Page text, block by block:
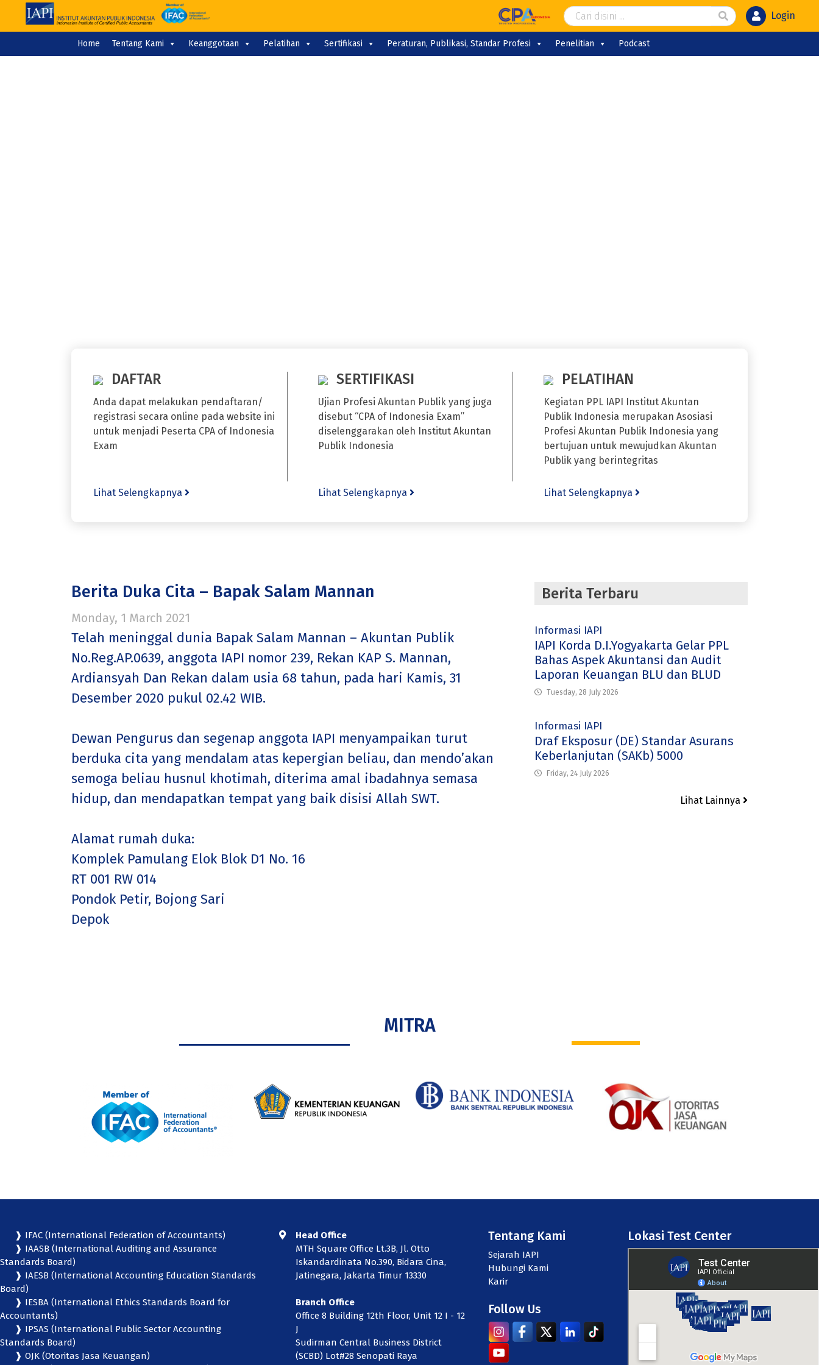
Login
Home Tentang Kami Keanggotaan Pelatihan Sertifikasi Peraturan, Publikasi, Standar Profesi Penelitian Podcast
DAFTAR
Anda dapat melakukan pendaftaran/
registrasi secara online pada website ini
untuk menjadi Peserta CPA of Indonesia
Exam
Lihat Selengkapnya
SERTIFIKASI
Ujian Profesi Akuntan Publik yang juga
disebut “CPA of Indonesia Exam”
diselenggarakan oleh Institut Akuntan
Publik Indonesia
Lihat Selengkapnya
PELATIHAN
Kegiatan PPL IAPI Institut Akuntan
Publik Indonesia merupakan Asosiasi
Profesi Akuntan Publik Indonesia yang
bertujuan untuk mewujudkan Akuntan
Publik yang berintegritas
Lihat Selengkapnya
Berita Duka Cita – Bapak Salam Mannan
Monday, 1 March 2021
Telah meninggal dunia Bapak Salam Mannan – Akuntan Publik
No.Reg.AP.0639, anggota IAPI nomor 239, Rekan KAP S. Mannan,
Ardiansyah Dan Rekan dalam usia 68 tahun, pada hari Kamis, 31
Desember 2020 pukul 02.42 WIB.
Dewan Pengurus dan segenap anggota IAPI menyampaikan turut
berduka cita yang mendalam atas kepergian beliau, dan mendo’akan
semoga beliau husnul khotimah, diterima amal ibadahnya semasa
hidup, dan mendapatkan tempat yang baik disisi Allah SWT.
Alamat rumah duka:
Komplek Pamulang Elok Blok D1 No. 16
RT 001 RW 014
Pondok Petir, Bojong Sari
Depok
Berita Terbaru
Informasi IAPI
IAPI Korda D.I.Yogyakarta Gelar PPL
Bahas Aspek Akuntansi dan Audit
Laporan Keuangan BLU dan BLUD
Tuesday, 28 July 2026
Informasi IAPI
Draf Eksposur (DE) Standar Asurans
Keberlanjutan (SAKb) 5000
Friday, 24 July 2026
Lihat Lainnya
MITRA
❱ IFAC (International Federation of Accountants)
❱ IAASB (International Auditing and Assurance
Standards Board)
❱ IAESB (International Accounting Education Standards
Board)
❱ IESBA (International Ethics Standards Board for
Accountants)
❱ IPSAS (International Public Sector Accounting
Standards Board)
❱ OJK (Otoritas Jasa Keuangan)
Head Office
MTH Square Office Lt.3B, Jl. Otto
Iskandardinata No.390, Bidara Cina,
Jatinegara, Jakarta Timur 13330
Branch Office
Office 8 Building 12th Floor, Unit 12 I - 12
J
Sudirman Central Business District
(SCBD) Lot#28 Senopati Raya
Tentang Kami
Sejarah IAPI
Hubungi Kami
Karir
Follow Us
Lokasi Test Center